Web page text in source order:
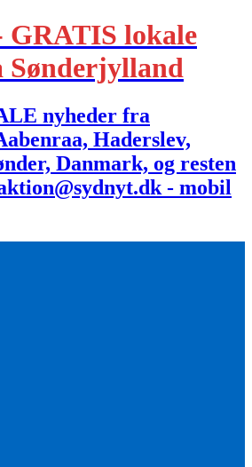
GRATIS lokale
Sønderjylland
nyheder fra
Haderslev,
Danmark, og resten
- mobil